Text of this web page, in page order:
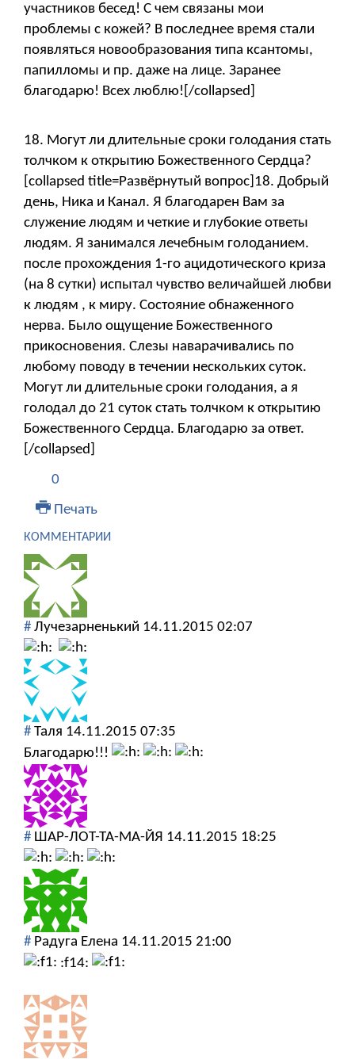
участников бесед! С чем связаны мои
проблемы с кожей? В последнее время стали
появляться новообразования типа ксантомы,
папилломы и пр. даже на лице. Заранее
благодарю! Всех люблю![/collapsed]
18. Могут ли длительные сроки голодания стать
толчком к открытию Божественного Сердца?
[collapsed title=Развёрнутый вопрос]18. Добрый
день, Ника и Канал. Я благодарен Вам за
служение людям и четкие и глубокие ответы
людям. Я занимался лечебным голоданием.
после прохождения 1-го ацидотического криза
(на 8 сутки) испытал чувство величайшей любви
к людям , к миру. Состояние обнаженного
нерва. Было ощущение Божественного
прикосновения. Слезы наварачивались по
любому поводу в течении нескольких суток.
Могут ли длительные сроки голодания, а я
голодал до 21 суток стать толчком к открытию
Божественного Сердца. Благодарю за ответ.
[/collapsed]
0
Печать
КОММЕНТАРИИ
# Лучезарненький 14.11.2015 02:07
# Таля 14.11.2015 07:35
Благодарю!!!
# ШАР-ЛОТ-ТА-МА-ЙЯ 14.11.2015 18:25
# Радуга Елена 14.11.2015 21:00
:f14: